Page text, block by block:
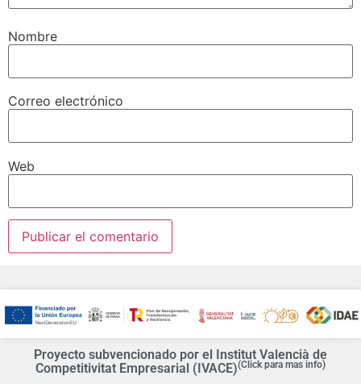
Nombre
Correo electrónico
Web
Proyecto subvencionado por el Institut Valencià de
Competitivitat Empresarial (IVACE)(Click para mas info)